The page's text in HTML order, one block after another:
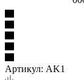
Артикул: AK1